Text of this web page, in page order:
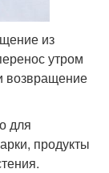
из
утром
возвращение
для
продукты